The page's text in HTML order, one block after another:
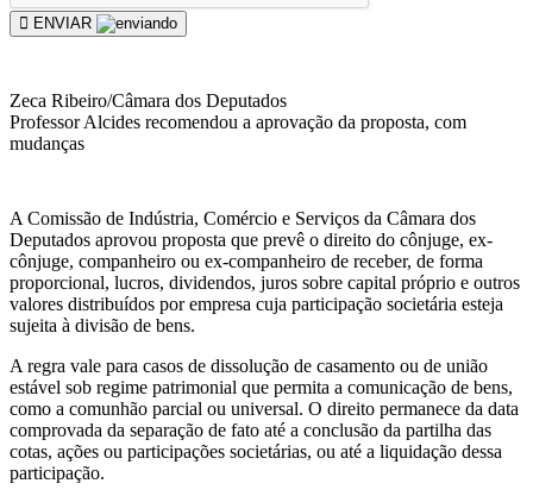
ENVIAR
Zeca Ribeiro/Câmara dos Deputados
Professor Alcides recomendou a aprovação da proposta, com
mudanças
A Comissão de Indústria, Comércio e Serviços da Câmara dos
Deputados aprovou proposta que prevê o direito do cônjuge, ex-
cônjuge, companheiro ou ex-companheiro de receber, de forma
proporcional, lucros, dividendos, juros sobre capital próprio e outros
valores distribuídos por empresa cuja participação societária esteja
sujeita à divisão de bens.
A regra vale para casos de dissolução de casamento ou de união
estável sob regime patrimonial que permita a comunicação de bens,
como a comunhão parcial ou universal. O direito permanece da data
comprovada da separação de fato até a conclusão da partilha das
cotas, ações ou participações societárias, ou até a liquidação dessa
participação.